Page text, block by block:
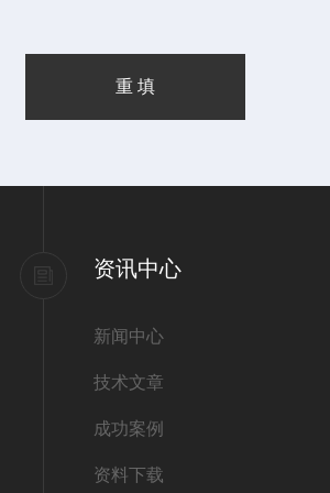
资讯中心
新闻中心
技术文章
成功案例
资料下载